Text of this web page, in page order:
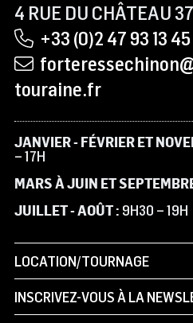
4 RUE DU CHÂTEAU
+33 (0)2 47 93 13 45
touraine.fr
JANVIER - FÉVRIER ET
– 17H
MARS À JUIN ET
JUILLET - AOÛT : 9H30 – 19H
LOCATION/TOURNAGE
INSCRIVEZ-VOUS À LA